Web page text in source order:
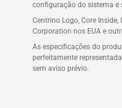
configuração do sistema e
Centrino Logo, Core
Corporation nos EUA e
As especificações do
perfeitamente
sem aviso prévio.